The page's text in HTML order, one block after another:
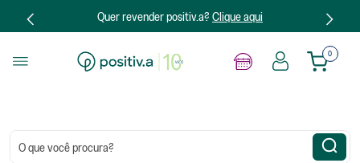
Quer revender positiv.a? Clique aqui
0
O que você procura?